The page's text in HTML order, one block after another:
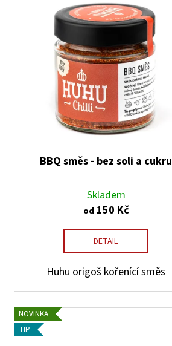
BBQ směs - bez soli a cukru
Skladem
od 150 Kč
DETAIL
Huhu origoš kořenící směs
NOVINKA
TIP